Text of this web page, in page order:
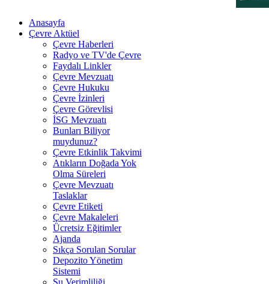
Anasayfa
Çevre Aktüel
Çevre Haberleri
Radyo ve TV'de Çevre
Faydalı Linkler
Çevre Mevzuatı
Çevre Hukuku
Çevre İzinleri
Çevre Görevlisi
İSG Mevzuatı
Bunları Biliyor
muydunuz?
Çevre Etkinlik Takvimi
Atıkların Doğada Yok
Olma Süreleri
Çevre Mevzuatı
Taslaklar
Çevre Etiketi
Çevre Makaleleri
Ücretsiz Eğitimler
Ajanda
Sıkça Sorulan Sorular
Depozito Yönetim
Sistemi
Su Verimliliği